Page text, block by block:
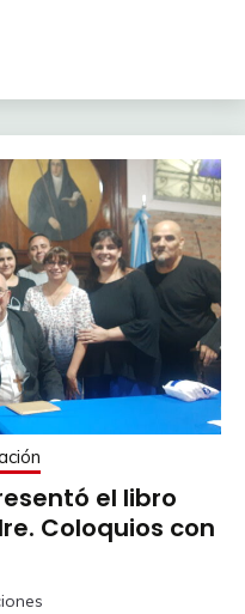
el libro
Coloquios con